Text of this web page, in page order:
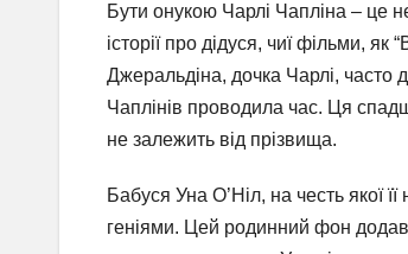
Бути онукою Чарлі Чапліна – це
історії про дідуся, чиї фільми, як
Джеральдіна, дочка Чарлі, часто
Чаплінів проводила час. Ця
не залежить від прізвища.
Бабуся Уна О’Ніл, на честь якої
геніями. Цей родинний фон додав